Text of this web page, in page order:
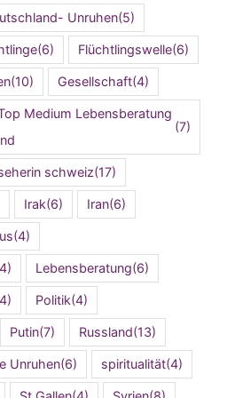
Unruhen(5)
(6) Flüchtlingswelle(6)
(10) Gesellschaft(4)
Medium Lebensberatung
(7)
schweiz(17)
Irak(6) Iran(6)
(4)
Lebensberatung(6)
Politik(4)
Putin(7) Russland(13)
Unruhen(6) spiritualität(4)